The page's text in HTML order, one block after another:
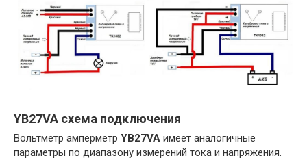
YB27VA схема подключения
Вольтметр амперметр YB27VA имеет аналогичные
параметры по диапазону измерений тока и напряжения.